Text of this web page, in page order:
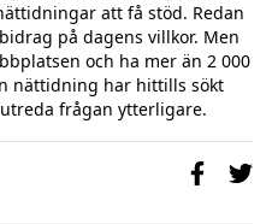
att få stöd. Redan
på dagens villkor. Men
och ha mer än 2 000
nättidning har hittills sökt
frågan ytterligare.